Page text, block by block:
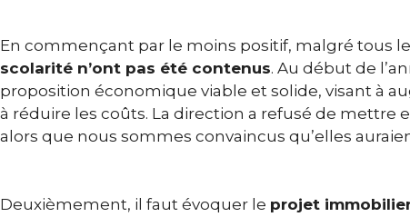
En commençant par le moins positif, malgré tous
scolarité n’ont pas été contenus. Au début de
proposition économique viable et solide, visant à
à réduire les coûts. La direction a refusé de mettre
alors que nous sommes convaincus qu’elles
Deuxièmement, il faut évoquer le projet